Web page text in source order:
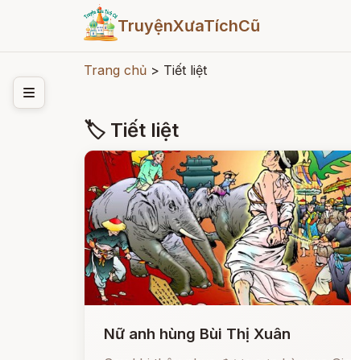
TruyệnXưaTíchCũ
Trang chủ > Tiết liệt
🏷 Tiết liệt
Nữ anh hùng Bùi Thị Xuân